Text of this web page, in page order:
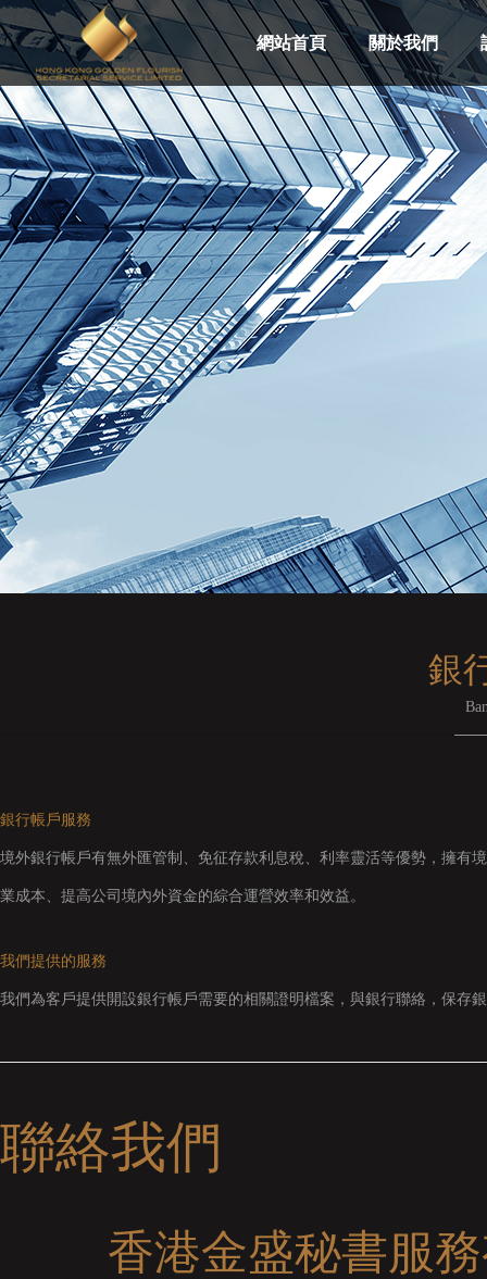
網站首頁 關於我們
銀
銀行帳戶服務
境外銀行帳戶有無外匯管制、免征存款利息稅、利率靈活等優勢，擁有
業成本、提高公司境內外資金的綜合運營效率和效益。
我們提供的服務
我們為客戶提供開設銀行帳戶需要的相關證明檔案，與銀行聯絡，保存
聯絡我們
香港金盛秘書服務